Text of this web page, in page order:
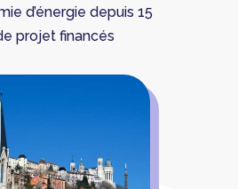
d’énergie depuis 15
projet financés